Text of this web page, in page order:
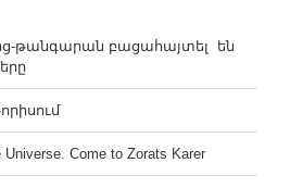
թանգարան բացահայտել են
Come to Zorats Karer